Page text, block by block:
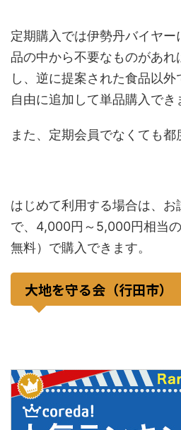
定期購入では伊勢丹バイヤ
品の中から不要なものがあ
し、逆に提案された食品以
自由に追加して単品購入でき
また、定期会員でなくても都
はじめて利用する場合は、
で、4,000円～5,000円相当
無料）で購入できます。
大地を守る会（行田市）